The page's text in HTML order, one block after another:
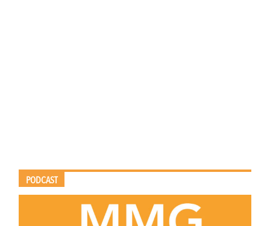
PODCAST